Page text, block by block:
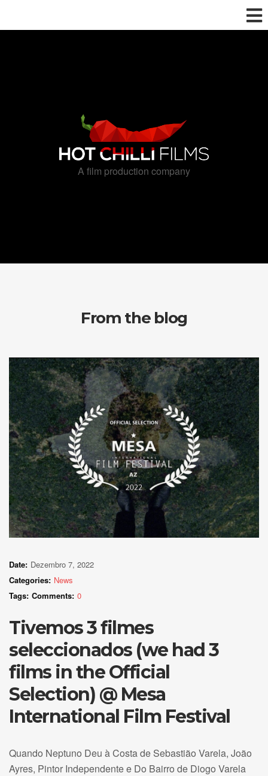
A film production company
From the blog
Date: Dezembro 7, 2022
Categories: News
Tags: Comments: 0
Tivemos 3 filmes
seleccionados (we had 3
films in the Official
Selection) @ Mesa
International Film Festival
Quando Neptuno Deu à Costa de Sebastião Varela, João
Ayres, Pintor Independente e Do Bairro de Diogo Varela